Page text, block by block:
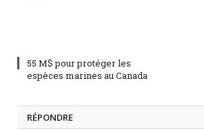
55 M$ pour protéger les
espèces marines au Canada
RÉPONDRE